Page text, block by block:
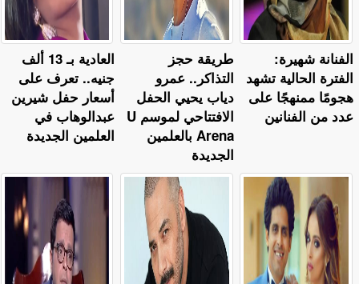
العادية بـ 13 ألف
جنيه.. تعرف على
أسعار حفل شيرين
عبدالوهاب في
العلمين الجديدة
طريقة حجز
التذاكر.. عمرو
دياب يحيي الحفل
الافتتاحي لموسم U
Arena بالعلمين
الجديدة
الفنانة شهيرة:
الفترة الحالية تشهد
هجومًا ممنهجًا على
عدد من الفنانين